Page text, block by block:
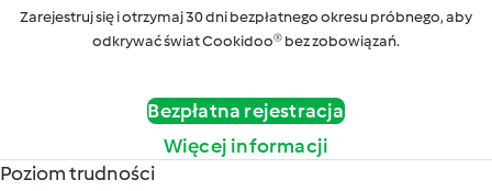
Zarejestruj się i otrzymaj 30 dni bezpłatnego okresu próbnego, aby
odkrywać świat Cookidoo® bez zobowiązań.
Bezpłatna rejestracja
Więcej informacji
Poziom trudności